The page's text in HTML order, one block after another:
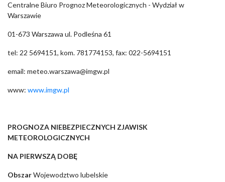
Centralne Biuro Prognoz Meteorologicznych - Wydział w
Warszawie
01-673 Warszawa ul. Podleśna 61
tel: 22 5694151, kom. 781774153, fax: 022-5694151
email: meteo.warszawa@imgw.pl
www: www.imgw.pl
PROGNOZA NIEBEZPIECZNYCH ZJAWISK
METEOROLOGICZNYCH
NA PIERWSZĄ DOBĘ
ObszarWojewodztwo lubelskie